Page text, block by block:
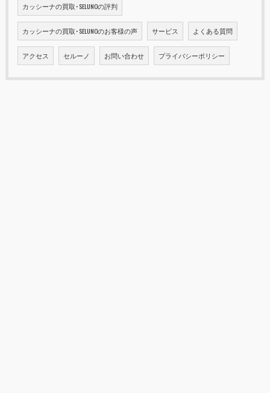
カッシーナの買取･SELUNOの評判
カッシーナの買取･SELUNOのお客様の声 サービス よくある質問
アクセス セルーノ お問い合わせ プライバシーポリシー